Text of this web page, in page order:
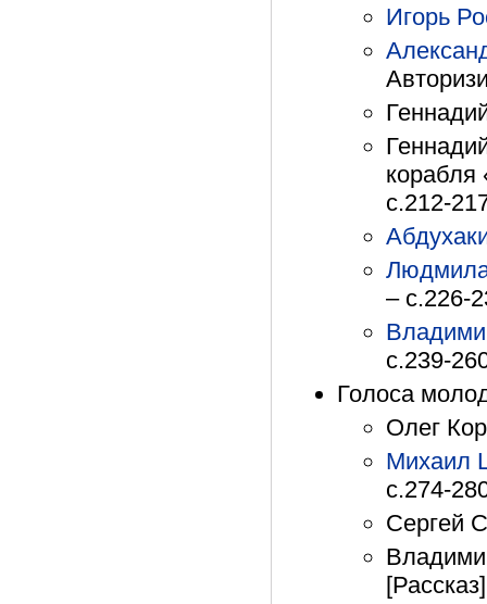
Игорь
корабля
с.212-
– с.226-
с.239-
Голоса
Олег
Михаил
с.274-
Сергей